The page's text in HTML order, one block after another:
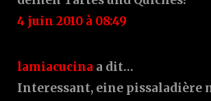
4 juin 2010 à 08:49
lamiacucina a dit…
Interessant, eine pissaladière